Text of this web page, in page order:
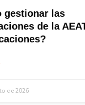
gestionar las
de la
de 2026